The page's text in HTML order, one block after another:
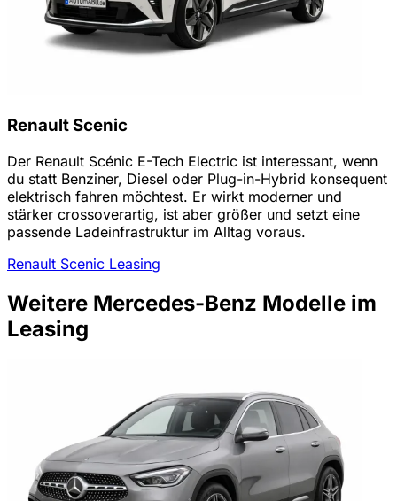
Renault Scenic
Der Renault Scénic E-Tech Electric ist interessant, wenn
du statt Benziner, Diesel oder Plug-in-Hybrid konsequent
elektrisch fahren möchtest. Er wirkt moderner und
stärker crossoverartig, ist aber größer und setzt eine
passende Ladeinfrastruktur im Alltag voraus.
Renault Scenic Leasing
Weitere Mercedes-Benz Modelle im
Leasing